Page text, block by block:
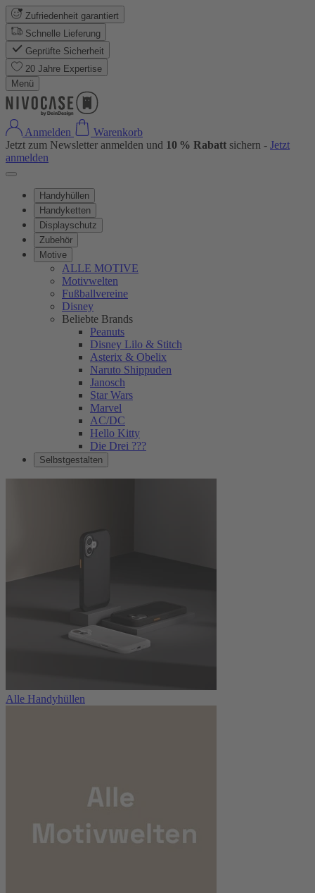
Zufriedenheit garantiert
Schnelle Lieferung
Geprüfte Sicherheit
20 Jahre Expertise
Menü
Anmelden
Warenkorb
Jetzt zum Newsletter anmelden und 10 % Rabatt sichern - Jetzt
anmelden
Handyhüllen
Handyketten
Displayschutz
Zubehör
Motive
ALLE MOTIVE
Motivwelten
Fußballvereine
Disney
Beliebte Brands
Peanuts
Disney Lilo & Stitch
Asterix & Obelix
Naruto Shippuden
Janosch
Star Wars
Marvel
AC/DC
Hello Kitty
Die Drei ???
Selbstgestalten
Alle Handyhüllen